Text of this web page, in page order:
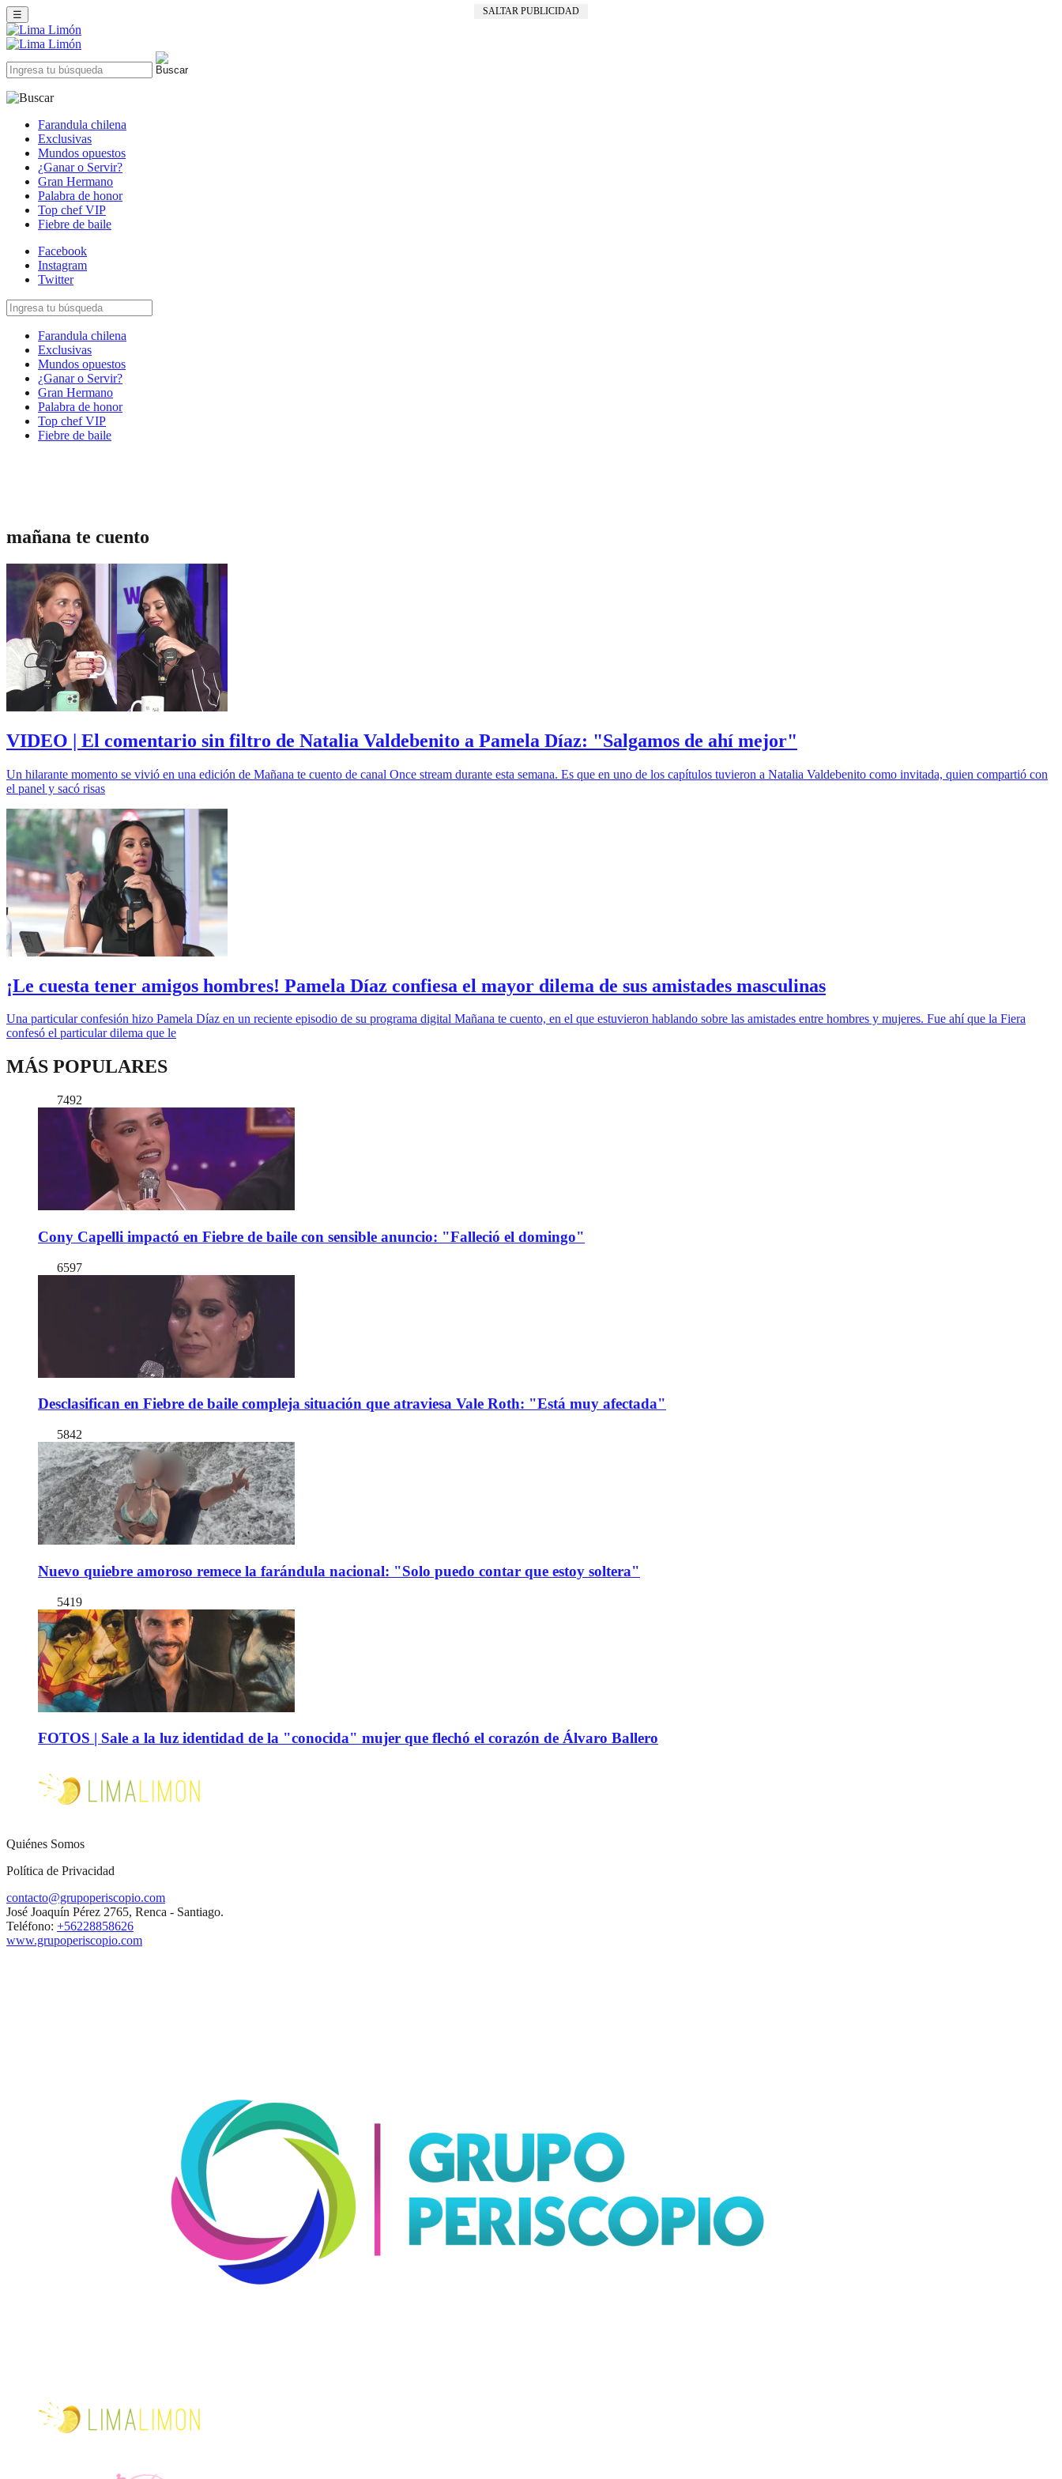
SALTAR PUBLICIDAD
☰
Farandula chilena
Exclusivas
Mundos opuestos
¿Ganar o Servir?
Gran Hermano
Palabra de honor
Top chef VIP
Fiebre de baile
Facebook
Instagram
Twitter
Farandula chilena
Exclusivas
Mundos opuestos
¿Ganar o Servir?
Gran Hermano
Palabra de honor
Top chef VIP
Fiebre de baile
mañana te cuento
VIDEO | El comentario sin filtro de Natalia Valdebenito a Pamela Díaz: "Salgamos de ahí mejor"
Un hilarante momento se vivió en una edición de Mañana te cuento de canal Once stream durante esta semana. Es que en uno de los capítulos tuvieron a Natalia Valdebenito como invitada, quien compartió con
el panel y sacó risas
¡Le cuesta tener amigos hombres! Pamela Díaz confiesa el mayor dilema de sus amistades masculinas
Una particular confesión hizo Pamela Díaz en un reciente episodio de su programa digital Mañana te cuento, en el que estuvieron hablando sobre las amistades entre hombres y mujeres. Fue ahí que la Fiera
confesó el particular dilema que le
MÁS POPULARES
7492
Cony Capelli impactó en Fiebre de baile con sensible anuncio: "Falleció el domingo"
6597
Desclasifican en Fiebre de baile compleja situación que atraviesa Vale Roth: "Está muy afectada"
5842
Nuevo quiebre amoroso remece la farándula nacional: "Solo puedo contar que estoy soltera"
5419
FOTOS | Sale a la luz identidad de la "conocida" mujer que flechó el corazón de Álvaro Ballero
Quiénes Somos
Política de Privacidad
contacto@grupoperiscopio.com
José Joaquín Pérez 2765, Renca - Santiago.
Teléfono: +56228858626
www.grupoperiscopio.com